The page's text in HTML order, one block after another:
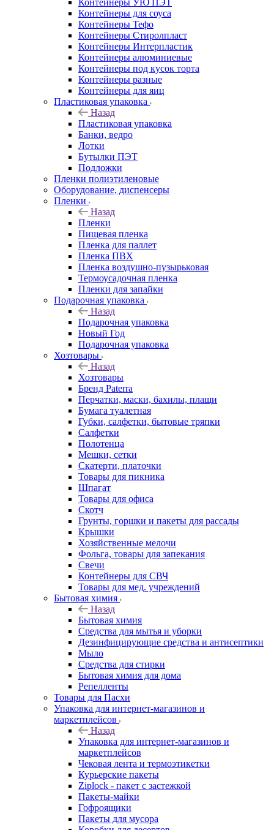
Контейнеры УЮ ПЭТ
Контейнеры для соуса
Контейнеры Тефо
Контейнеры Стиролпласт
Контейнеры Интерпластик
Контейнеры алюминиевые
Контейнеры под кусок торта
Контейнеры разные
Контейнеры для яиц
Пластиковая упаковка
Назад
Пластиковая упаковка
Банки, ведро
Лотки
Бутылки ПЭТ
Подложки
Пленки полиэтиленовые
Оборудование, диспенсеры
Пленки
Назад
Пленки
Пищевая пленка
Пленка для паллет
Пленка ПВХ
Пленка воздушно-пузырьковая
Термоусадочная пленка
Пленки для запайки
Подарочная упаковка
Назад
Подарочная упаковка
Новый Год
Подарочная упаковка
Хозтовары
Назад
Хозтовары
Бренд Paterra
Перчатки, маски, бахилы, плащи
Бумага туалетная
Губки, салфетки, бытовые тряпки
Салфетки
Полотенца
Мешки, сетки
Скатерти, платочки
Товары для пикника
Шпагат
Товары для офиса
Скотч
Грунты, горшки и пакеты для рассады
Крышки
Хозяйственные мелочи
Фольга, товары для запекания
Свечи
Контейнеры для СВЧ
Товары для мед. учреждений
Бытовая химия
Назад
Бытовая химия
Средства для мытья и уборки
Дезинфицирующие средства и антисептики
Мыло
Средства для стирки
Бытовая химия для дома
Репелленты
Товары для Пасхи
Упаковка для интернет-магазинов и
маркетплейсов
Назад
Упаковка для интернет-магазинов и
маркетплейсов
Чековая лента и термоэтикетки
Курьерские пакеты
Ziplock - пакет с застежкой
Пакеты-майки
Гофроящики
Пакеты для мусора